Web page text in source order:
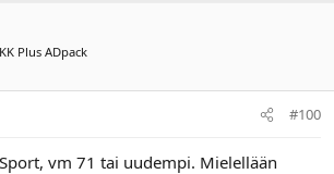
KK Plus ADpack
#100
vm 71 tai uudempi. Mielellään